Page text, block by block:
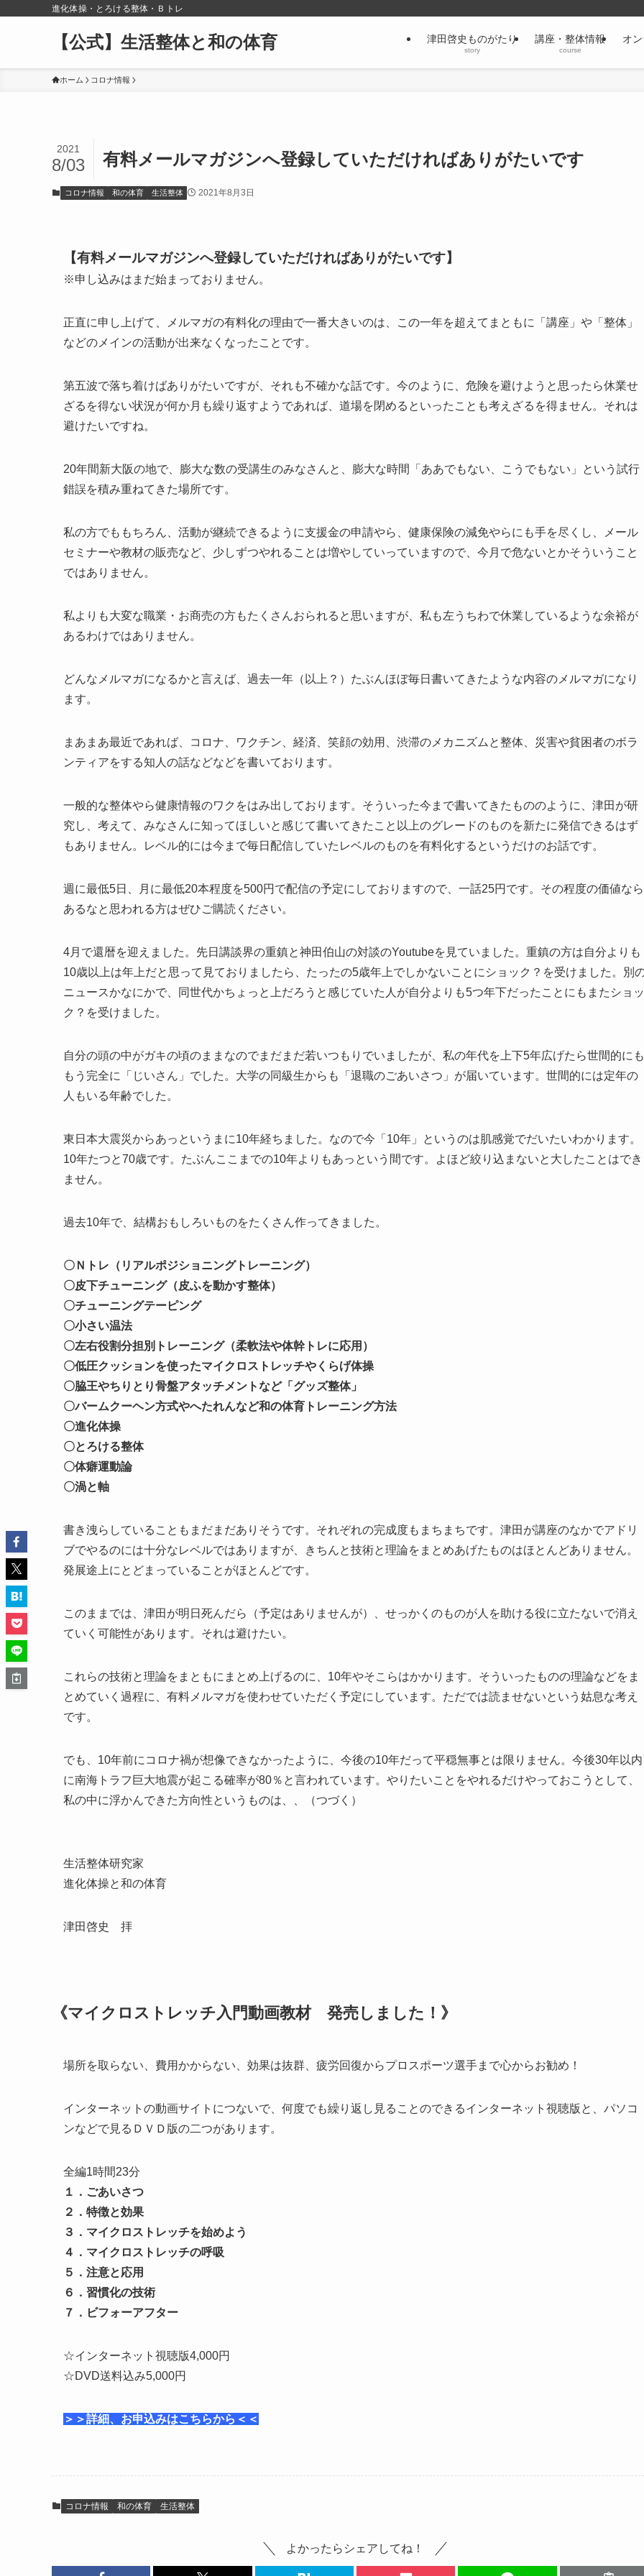
進化体操・とろける整体・Ｂトレ
【公式】生活整体と和の体育 津田啓史ものがたり
story
講座・整体情報
course
オ
ホーム コロナ情報
有料メールマガジンへ登録していただければありがたいです
2021
8/03
コロナ情報 和の体育 生活整体 2021年8月3日
【有料メールマガジンへ登録していただければありがたいです】
※申し込みはまだ始まっておりません。
正直に申し上げて、メルマガの有料化の理由で一番大きいのは、この一年を超えてまともに「講座」や「整体」
などのメインの活動が出来なくなったことです。
第五波で落ち着けばありがたいですが、それも不確かな話です。今のように、危険を避けようと思ったら休業せ
ざるを得ない状況が何か月も繰り返すようであれば、道場を閉めるといったことも考えざるを得ません。それは
避けたいですね。
20年間新大阪の地で、膨大な数の受講生のみなさんと、膨大な時間「ああでもない、こうでもない」という試行
錯誤を積み重ねてきた場所です。
私の方でももちろん、活動が継続できるように支援金の申請やら、健康保険の減免やらにも手を尽くし、メール
セミナーや教材の販売など、少しずつやれることは増やしていっていますので、今月で危ないとかそういうこと
ではありません。
私よりも大変な職業・お商売の方もたくさんおられると思いますが、私も左うちわで休業しているような余裕が
あるわけではありません。
どんなメルマガになるかと言えば、過去一年（以上？）たぶんほぼ毎日書いてきたような内容のメルマガになり
ます。
まあまあ最近であれば、コロナ、ワクチン、経済、笑顔の効用、渋滞のメカニズムと整体、災害や貧困者のボラ
ンティアをする知人の話などなどを書いております。
一般的な整体やら健康情報のワクをはみ出しております。そういった今まで書いてきたもののように、津田が研
究し、考えて、みなさんに知ってほしいと感じて書いてきたこと以上のグレードのものを新たに発信できるはず
もありません。レベル的には今まで毎日配信していたレベルのものを有料化するというだけのお話です。
週に最低5日、月に最低20本程度を500円で配信の予定にしておりますので、一話25円です。その程度の価値なら
あるなと思われる方はぜひご購読ください。
4月で還暦を迎えました。先日講談界の重鎮と神田伯山の対談のYoutubeを見ていました。重鎮の方は自分よりも
10歳以上は年上だと思って見ておりましたら、たったの5歳年上でしかないことにショック？を受けました。別
ニュースかなにかで、同世代かちょっと上だろうと感じていた人が自分よりも5つ年下だったことにもまたショッ
ク？を受けました。
自分の頭の中がガキの頃のままなのでまだまだ若いつもりでいましたが、私の年代を上下5年広げたら世間的にも
もう完全に「じいさん」でした。大学の同級生からも「退職のごあいさつ」が届いています。世間的には定年の
人もいる年齢でした。
東日本大震災からあっというまに10年経ちました。なので今「10年」というのは肌感覚でだいたいわかります。
10年たつと70歳です。たぶんここまでの10年よりもあっという間です。よほど絞り込まないと大したことはでき
ません。
過去10年で、結構おもしろいものをたくさん作ってきました。
〇Ｎトレ（リアルポジショニングトレーニング）
〇皮下チューニング（皮ふを動かす整体）
〇チューニングテーピング
〇小さい温法
〇左右役割分担別トレーニング（柔軟法や体幹トレに応用）
〇低圧クッションを使ったマイクロストレッチやくらげ体操
〇脇王やちりとり骨盤アタッチメントなど「グッズ整体」
〇バームクーヘン方式やへたれんなど和の体育トレーニング方法
〇進化体操
〇とろける整体
〇体癖運動論
〇渦と軸
書き洩らしていることもまだまだありそうです。それぞれの完成度もまちまちです。津田が講座のなかでアドリ
ブでやるのには十分なレベルではありますが、きちんと技術と理論をまとめあげたものはほとんどありません。
発展途上にとどまっていることがほとんどです。
このままでは、津田が明日死んだら（予定はありませんが）、せっかくのものが人を助ける役に立たないで消え
ていく可能性があります。それは避けたい。
これらの技術と理論をまともにまとめ上げるのに、10年やそこらはかかります。そういったものの理論などをま
とめていく過程に、有料メルマガを使わせていただく予定にしています。ただでは読ませないという姑息な考え
です。
でも、10年前にコロナ禍が想像できなかったように、今後の10年だって平穏無事とは限りません。今後30年以内
に南海トラフ巨大地震が起こる確率が80％と言われています。やりたいことをやれるだけやっておこうとして、
私の中に浮かんできた方向性というものは、、（つづく）
生活整体研究家
進化体操と和の体育
津田啓史 拝
《マイクロストレッチ入門動画教材 発売しました！》
場所を取らない、費用かからない、効果は抜群、疲労回復からプロスポーツ選手まで心からお勧め！
インターネットの動画サイトにつないで、何度でも繰り返し見ることのできるインターネット視聴版と、パソコ
ンなどで見るＤＶＤ版の二つがあります。
全編1時間23分
１．ごあいさつ
２．特徴と効果
３．マイクロストレッチを始めよう
４．マイクロストレッチの呼吸
５．注意と応用
６．習慣化の技術
７．ビフォーアフター
☆インターネット視聴版4,000円
☆DVD送料込み5,000円
＞＞詳細、お申込みはこちらから＜＜
コロナ情報 和の体育 生活整体
よかったらシェアしてね！